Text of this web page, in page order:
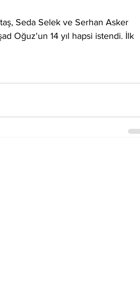
Seda Selek ve Serhan Asker
Oğuz'un 14 yıl hapsi istendi. İlk